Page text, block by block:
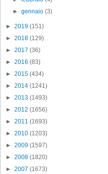
► gennaio (3)
► 2019 (151)
► 2018 (129)
► 2017 (36)
► 2016 (83)
► 2015 (434)
► 2014 (1241)
► 2013 (1493)
► 2012 (1656)
► 2011 (1693)
► 2010 (1203)
► 2009 (1597)
► 2008 (1820)
► 2007 (1673)